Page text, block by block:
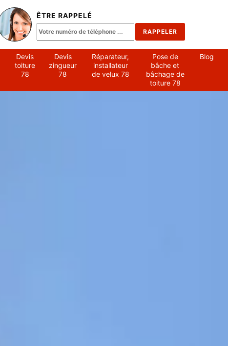
ÊTRE RAPPELÉ
Devis
toiture
78
Devis
zingueur
78
Réparateur,
installateur
de velux 78
Pose de
bâche et
bâchage de
toiture 78
Blog